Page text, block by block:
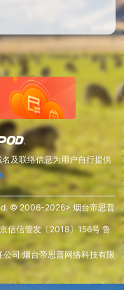
及联络信息为用户自行提供
© 2006-2026> 烟台帝思普
京信信管发〔2018〕156号 鲁
司 烟台帝思普网络科技有限